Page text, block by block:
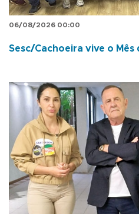
06/08/2026 00:00
Sesc/Cachoeira vive o